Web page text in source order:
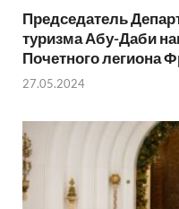
Председатель
туризма Абу-Даби
Почетного легиона
27.05.2024